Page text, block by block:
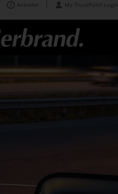
Anbieter My TruckPoint Login